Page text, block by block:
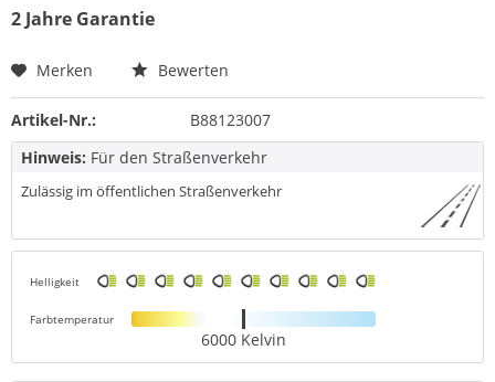
2 Jahre Garantie
Merken Bewerten
Artikel-Nr.:
B88123007
Hinweis: Für den Straßenverkehr
Zulässig im öffentlichen Straßenverkehr
Helligkeit
Farbtemperatur
6000 Kelvin